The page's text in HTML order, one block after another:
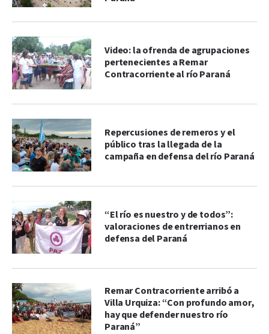
Video: la ofrenda de agrupaciones
pertenecientes a Remar
Contracorriente al río Paraná
Repercusiones de remeros y el
público tras la llegada de la
campaña en defensa del río Paraná
“El río es nuestro y de todos”:
valoraciones de entrerrianos en
defensa del Paraná
Remar Contracorriente arribó a
Villa Urquiza: “Con profundo amor,
hay que defender nuestro río
Paraná”